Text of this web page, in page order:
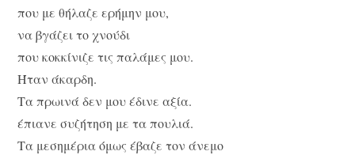
που με θήλαζε ερήμην μου,
να βγάζει το χνούδι
που κοκκίνιζε τις παλάμες μου.
Ήταν άκαρδη.
Τα πρωινά δεν μου έδινε αξία.
έπιανε συζήτηση με τα πουλιά.
Τα μεσημέρια όμως έβαζε τον άνεμο